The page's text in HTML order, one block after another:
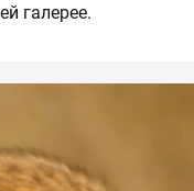
галерее.